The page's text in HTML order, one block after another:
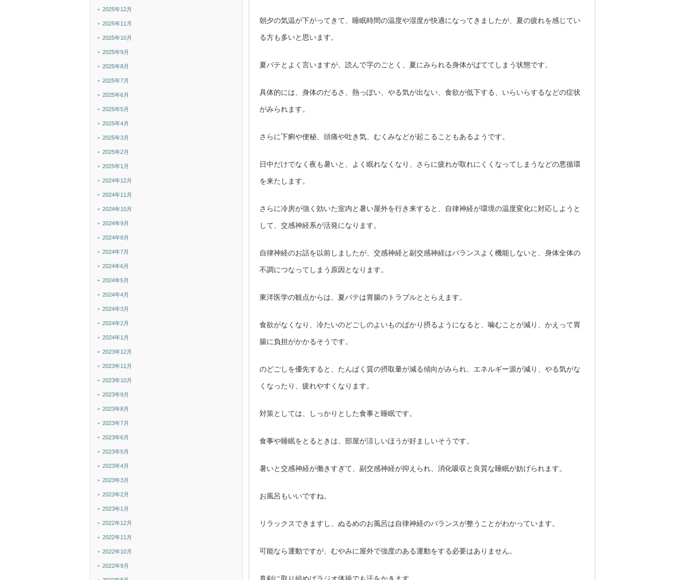
朝夕の気温が下がってきて、睡眠時間の温度や湿度が快適になってきましたが、夏の疲れを感じてい
る方も多いと思います。
夏バテとよく言いますが、読んで字のごとく、夏にみられる身体がばててしまう状態です。
具体的には、身体のだるさ、熱っぽい、やる気が出ない、食欲が低下する、いらいらするなどの症状
がみられます。
さらに下痢や便秘、頭痛や吐き気、むくみなどが起こることもあるようです。
日中だけでなく夜も暑いと、よく眠れなくなり、さらに疲れが取れにくくなってしまうなどの悪循環
を来たします。
さらに冷房が強く効いた室内と暑い屋外を行き来すると、自律神経が環境の温度変化に対応しようと
して、交感神経系が活発になります。
自律神経のお話を以前しましたが、交感神経と副交感神経はバランスよく機能しないと、身体全体の
不調につなってしまう原因となります。
東洋医学の観点からは、夏バテは胃腸のトラブルととらえます。
食欲がなくなり、冷たいのどごしのよいものばかり摂るようになると、噛むことが減り、かえって胃
腸に負担がかかるそうです。
のどごしを優先すると、たんぱく質の摂取量が減る傾向がみられ、エネルギー源が減り、やる気がな
くなったり、疲れやすくなります。
対策としては、しっかりとした食事と睡眠です。
食事や睡眠をとるときは、部屋が涼しいほうが好ましいそうです。
暑いと交感神経が働きすぎて、副交感神経が抑えられ、消化吸収と良質な睡眠が妨げられます。
お風呂もいいですね。
リラックスできますし、ぬるめのお風呂は自律神経のバランスが整うことがわかっています。
可能なら運動ですが、むやみに屋外で強度のある運動をする必要はありません。
2025年12月
2025年11月
2025年10月
2025年9月
2025年8月
2025年7月
2025年6月
2025年5月
2025年4月
2025年3月
2025年2月
2025年1月
2024年12月
2024年11月
2024年10月
2024年9月
2024年8月
2024年7月
2024年6月
2024年5月
2024年4月
2024年3月
2024年2月
2024年1月
2023年12月
2023年11月
2023年10月
2023年9月
2023年8月
2023年7月
2023年6月
2023年5月
2023年4月
2023年3月
2023年2月
2023年1月
2022年12月
2022年11月
2022年10月
2022年9月